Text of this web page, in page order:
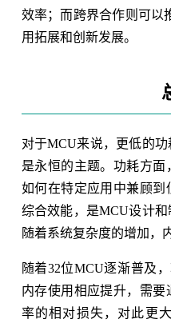
效率；而跨界合作则可以
用拓展和创新发展。
对于MCU来说，更低的
是永恒的主题。功耗方面
如何在特定应用中兼顾
综合效能，是MCU设计和
随着系统复杂度的增加，
随着32位MCU逐渐普及
内存使用相应提升，需
率的相对损失，对此更